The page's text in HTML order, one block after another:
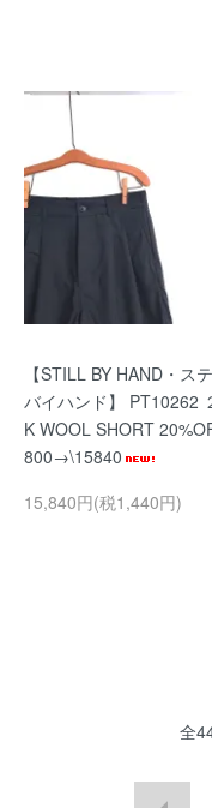
【STILL BY HAND・ス
バイハンド】 PT10262
K WOOL SHORT
800→\15840
15,840円(税1,440円)
全